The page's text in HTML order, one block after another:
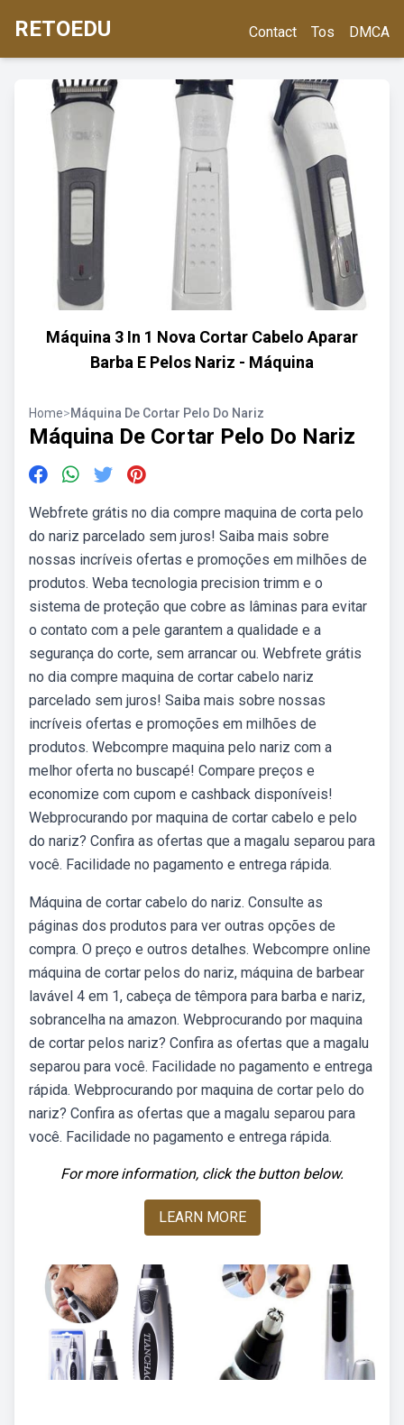
RETOEDU Contact Tos DMCA
Máquina 3 In 1 Nova Cortar Cabelo Aparar
Barba E Pelos Nariz - Máquina
Home>Máquina De Cortar Pelo Do Nariz
Máquina De Cortar Pelo Do Nariz
Webfrete grátis no dia compre maquina de corta pelo
do nariz parcelado sem juros! Saiba mais sobre
nossas incríveis ofertas e promoções em milhões de
produtos. Weba tecnologia precision trimm e o
sistema de proteção que cobre as lâminas para evitar
o contato com a pele garantem a qualidade e a
segurança do corte, sem arrancar ou. Webfrete grátis
no dia compre maquina de cortar cabelo nariz
parcelado sem juros! Saiba mais sobre nossas
incríveis ofertas e promoções em milhões de
produtos. Webcompre maquina pelo nariz com a
melhor oferta no buscapé! Compare preços e
economize com cupom e cashback disponíveis!
Webprocurando por maquina de cortar cabelo e pelo
do nariz? Confira as ofertas que a magalu separou para
você. Facilidade no pagamento e entrega rápida.
Máquina de cortar cabelo do nariz. Consulte as
páginas dos produtos para ver outras opções de
compra. O preço e outros detalhes. Webcompre online
máquina de cortar pelos do nariz, máquina de barbear
lavável 4 em 1, cabeça de têmpora para barba e nariz,
sobrancelha na amazon. Webprocurando por maquina
de cortar pelos nariz? Confira as ofertas que a magalu
separou para você. Facilidade no pagamento e entrega
rápida. Webprocurando por maquina de cortar pelo do
nariz? Confira as ofertas que a magalu separou para
você. Facilidade no pagamento e entrega rápida.
For more information, click the button below.
LEARN MORE